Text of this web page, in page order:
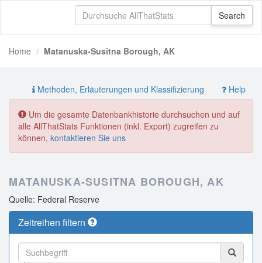
Home Matanuska-Susitna Borough, AK
Methoden, Erläuterungen und Klassifizierung Help
Um die gesamte Datenbankhistorie durchsuchen und auf
alle AllThatStats Funktionen (inkl. Export) zugreifen zu
können, kontaktieren Sie uns
MATANUSKA-SUSITNA BOROUGH, AK
Quelle: Federal Reserve
Zeitreihen filtern